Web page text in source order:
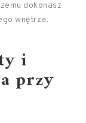
dokonasz
wnętrza.
i
przy